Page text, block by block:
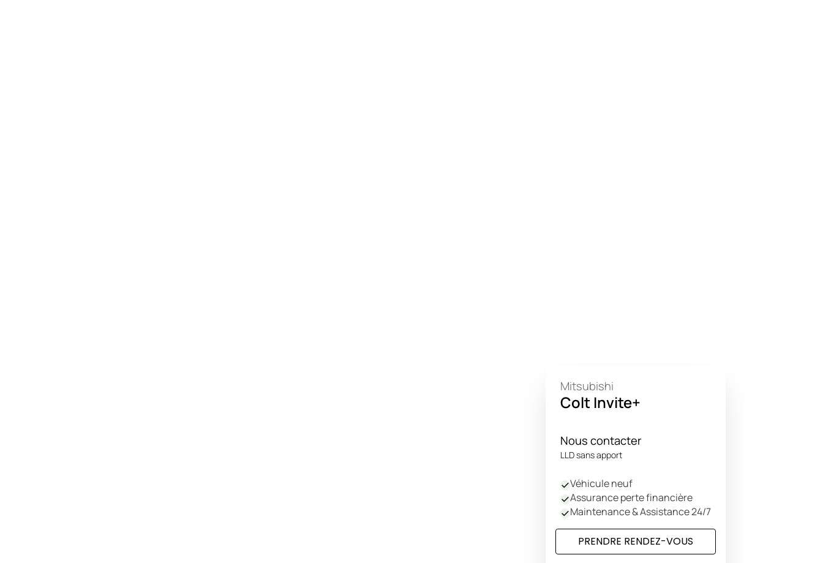
Mitsubishi
Colt Invite+
Nous contacter
LLD sans apport
Véhicule neuf
Assurance perte financière
Maintenance & Assistance 24/7
PRENDRE RENDEZ-VOUS